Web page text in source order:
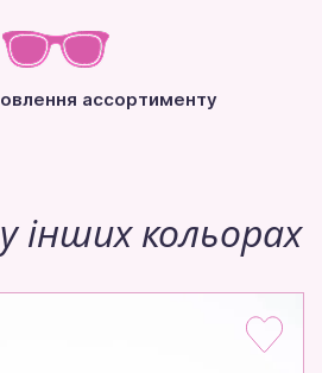
ассортименту
інших кольорах